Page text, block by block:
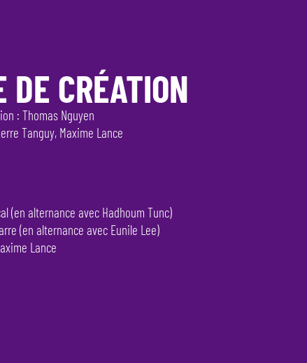
DE CRÉATION
: Thomas Nguyen
Tanguy, Maxime Lance
(en alternance avec Hadhoum Tunc)
(en alternance avec Eunile Lee)
Lance